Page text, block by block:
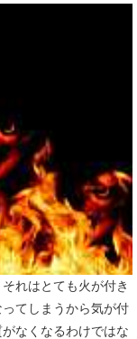
れはとても火が付き
てしまうから気が付
なくなるわけではな